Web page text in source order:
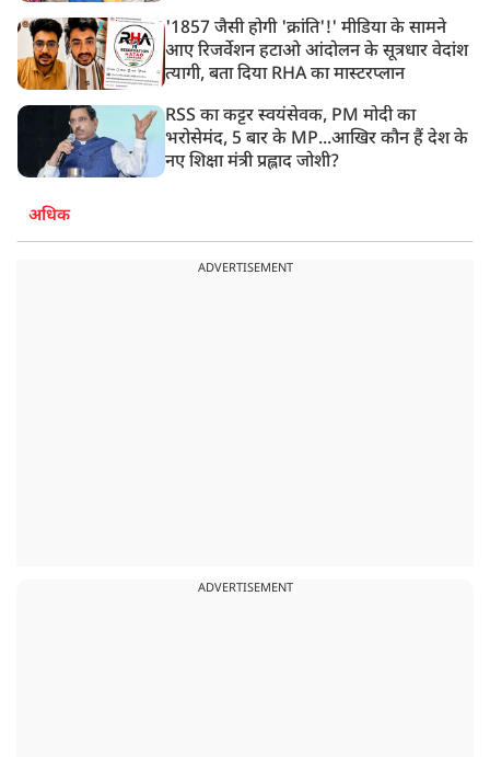
'1857 जैसी होगी 'क्रांति'!' मीडिया के सामने
आए रिजर्वेशन हटाओ आंदोलन के सूत्रधार वेदांश
त्यागी, बता दिया RHA का मास्टरप्लान
RSS का कट्टर स्वयंसेवक, PM मोदी का
भरोसेमंद, 5 बार के MP...आखिर कौन हैं देश के
नए शिक्षा मंत्री प्रह्लाद जोशी?
अधिक
ADVERTISEMENT
ADVERTISEMENT